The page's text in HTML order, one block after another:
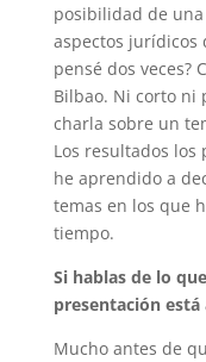
posibilidad de
aspectos jurídicos
pensé dos veces?
Bilbao. Ni corto ni
charla sobre un
Los resultados los
he aprendido a
temas en los que
tiempo.
Si hablas de lo
presentación está
Mucho antes de